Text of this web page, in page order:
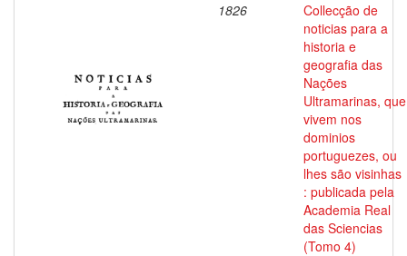
1826
Collecção de
noticias para a
historia e
geografia das
Nações
Ultramarinas, que
vivem nos
dominios
portuguezes, ou
lhes são visinhas
: publicada pela
Academia Real
das Sciencias
(Tomo 4)